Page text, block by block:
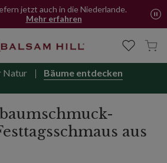
jetzt auch in die Niederlande.
Mehr erfahren
Natur Bäume entdecken
aus